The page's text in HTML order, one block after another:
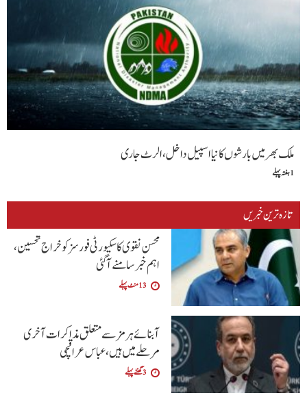
ملک بھر میں بارشوں کا نیا اسپیل داخل، الرٹ جاری
1 ہفتہ پہلے
تازہ ترین خبریں
محسن نقوی کا سکیورٹی فورسز کو خراج تحسین،
اہم خبر سامنے آگئی
13 منٹ پہلے
آبنائے ہرمز سے متعلق مذاکرات آخری
مرحلے میں ہیں، عباس عراقچی
3 گھنٹے پہلے